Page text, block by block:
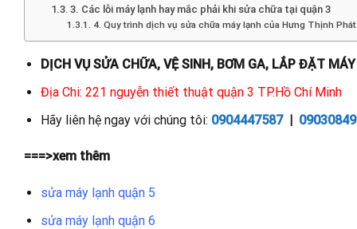
3. Các lỗi máy lạnh hay mắc phải khi sửa chữa tại quận 3
4. Quy trình dịch vụ sửa chữa máy lạnh của Hưng Thịnh
DỊCH VỤ SỬA CHỮA, VỆ SINH, BƠM GA, LẮP ĐẶT
Địa Chi: 221 nguyễn thiết thuật quận 3 TP.Hồ Chí Minh
Hãy liên hệ ngay với chúng tôi: 0904447587|
===>xem thêm
sửa máy lạnh quận 5
sửa máy lạnh quận 6